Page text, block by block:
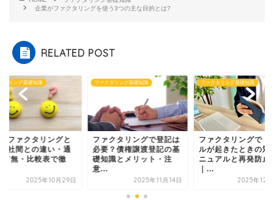
企業がファクタリングを使う3つの主な目的とは?
RELATED POST
タリング基礎知識
ファクタリングと
2社間との違い・通
有無・比較表で徹
2025年10月29日
ファクタリング基礎知識
ファクタリングで登記は
必要？債権譲渡登記の基
礎知識とメリット・注
意...
2025年11月14日
ファクタリング基礎知識
ファクタリングでト
ルが起きたときの対
ニュアルと再発防止
｜...
2025年12